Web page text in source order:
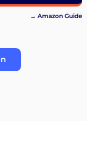
→ Amazon Guide